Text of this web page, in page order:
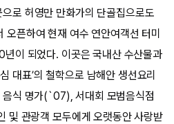
로 허영만 만화가의 단골집으로도
픈하여 현재 여수 연안여객선 터미
년이 되었다. 이곳은 국내산 수산물과
대표’의 철학으로 남해안 생선요리
식 명가(`07), 서대회 모범음식점
관광객 모두에게 오랫동안 사랑받